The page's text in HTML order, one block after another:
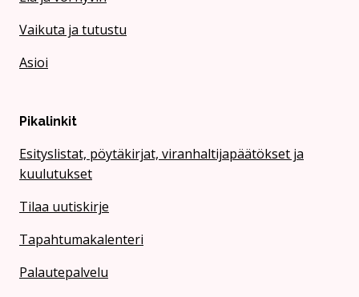
Vaikuta ja tutustu
Asioi
Pikalinkit
Esityslistat, pöytäkirjat, viranhaltijapäätökset ja
kuulutukset
Tilaa uutiskirje
Tapahtumakalenteri
Palautepalvelu